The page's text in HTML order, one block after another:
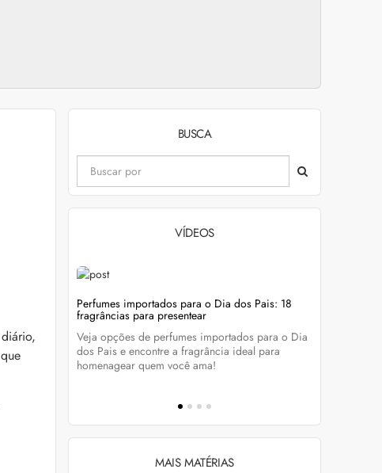
BUSCA
VÍDEOS
evitar
tratá-lo e
Perfumes importados para o Dia dos Pais: 18
fragrâncias para presentear
Veja opções de perfumes importados para o Dia
dos Pais e encontre a fragrância ideal para
homenagear quem você ama!
MAIS MATÉRIAS